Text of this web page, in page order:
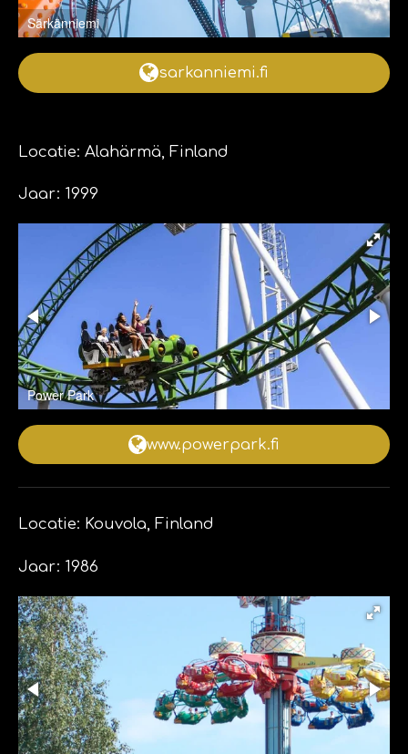
Särkänniemi
sarkanniemi.fi
Locatie: Alahärmä, Finland
Jaar: 1999
Power Park
www.powerpark.fi
Locatie: Kouvola, Finland
Jaar: 1986